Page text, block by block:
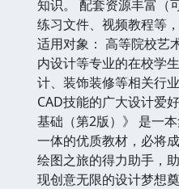
知识。 配套资源丰富（
练习文件、视频教程等
适用对象： 高等院校艺
内设计等专业的在校学
计、装饰装修等相关行
CAD技能的广大设计爱
基础（第2版）》 是一
一体的优质教材，必将
绘图之旅的得力助手，
现创意无限的设计梦想奠